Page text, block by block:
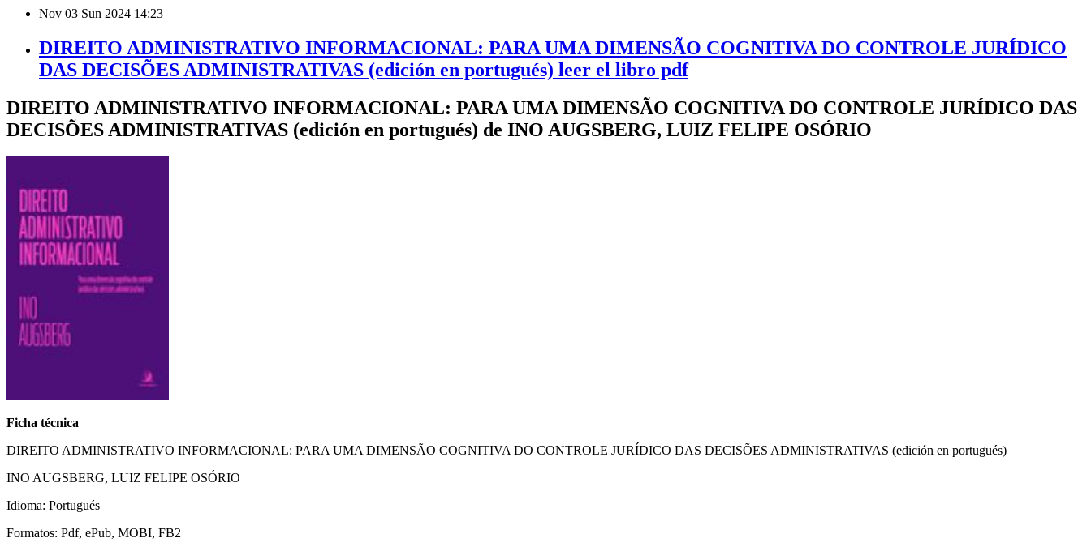
Nov 03 Sun 2024 14:23
DIREITO ADMINISTRATIVO INFORMACIONAL: PARA UMA DIMENSÃO COGNITIVA DO CONTROLE JURÍDICO
DAS DECISÕES ADMINISTRATIVAS (edición en portugués) leer el libro pdf
DIREITO ADMINISTRATIVO INFORMACIONAL: PARA UMA DIMENSÃO COGNITIVA DO CONTROLE JURÍDICO DAS
DECISÕES ADMINISTRATIVAS (edición en portugués) de INO AUGSBERG, LUIZ FELIPE OSÓRIO
Ficha técnica
DIREITO ADMINISTRATIVO INFORMACIONAL: PARA UMA DIMENSÃO COGNITIVA DO CONTROLE JURÍDICO DAS DECISÕES ADMINISTRATIVAS (edición en portugués)
INO AUGSBERG, LUIZ FELIPE OSÓRIO
Idioma: Portugués
Formatos: Pdf, ePub, MOBI, FB2